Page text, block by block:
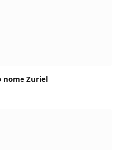
nome Zuriel